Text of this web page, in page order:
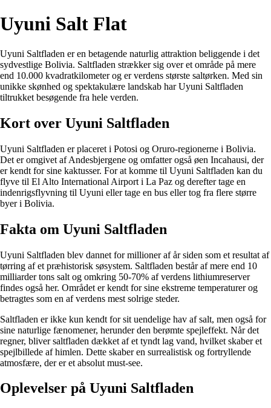
Uyuni Salt Flat
Uyuni Saltfladen er en betagende naturlig attraktion beliggende i det
sydvestlige Bolivia. Saltfladen strækker sig over et område på mere
end 10.000 kvadratkilometer og er verdens største saltørken. Med sin
unikke skønhed og spektakulære landskab har Uyuni Saltfladen
tiltrukket besøgende fra hele verden.
Kort over Uyuni Saltfladen
Uyuni Saltfladen er placeret i Potosi og Oruro-regionerne i Bolivia.
Det er omgivet af Andesbjergene og omfatter også øen Incahausi, der
er kendt for sine kaktusser. For at komme til Uyuni Saltfladen kan du
flyve til El Alto International Airport i La Paz og derefter tage en
indenrigsflyvning til Uyuni eller tage en bus eller tog fra flere større
byer i Bolivia.
Fakta om Uyuni Saltfladen
Uyuni Saltfladen blev dannet for millioner af år siden som et resultat af
tørring af et præhistorisk søsystem. Saltfladen består af mere end 10
milliarder tons salt og omkring 50-70% af verdens lithiumreserver
findes også her. Området er kendt for sine ekstreme temperaturer og
betragtes som en af verdens mest solrige steder.
Saltfladen er ikke kun kendt for sit uendelige hav af salt, men også for
sine naturlige fænomener, herunder den berømte spejleffekt. Når det
regner, bliver saltfladen dækket af et tyndt lag vand, hvilket skaber et
spejlbillede af himlen. Dette skaber en surrealistisk og fortryllende
atmosfære, der er et absolut must-see.
Oplevelser på Uyuni Saltfladen